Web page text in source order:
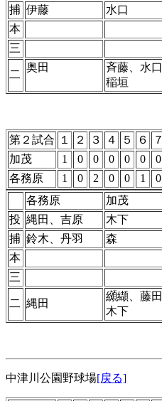
捕 伊藤
水口
本
三
二
奥田
斉藤、水口
稲垣
第２試合 １ ２ ３ ４ ５ ６ ７
加茂
1 0 0 0 0 0 0
各務原
1 0 2 0 0 1 0
各務原
加茂
投 縄田、吉原
木下
捕 鈴木、丹羽
森
本
三
二 縄田
纐纈、藤田
木下
中津川公園野球場[戻る]